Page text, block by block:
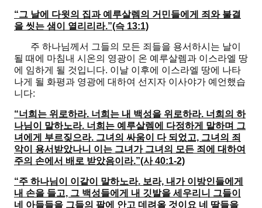
“그 날에 다윗의 집과 예루살렘의 거민들에게 죄와 불결
을 씻는 샘이 열리리라.”(슥 13:1)
주 하나님께서 그들의 모든 죄들을 용서하시는 날이
될 때에 마침내 시온의 영광이 온 예루살렘과 이스라엘 땅
에 임하게 될 것입니다. 이날 이후에 이스라엘 땅에 나타
나게 될 화평과 영광에 대하여 선지자 이사야가 예언했습
니다:
“너희는 위로하라. 너희는 내 백성을 위로하라. 너희의 하
나님이 말하노라. 너희는 예루살렘에 다정하게 말하며 그
녀에게 부르짖으라. 그녀의 싸움이 다 되었고, 그녀의 죄
악이 용서받았나니 이는 그녀가 그녀의 모든 죄에 대하여
주의 손에서 배로 받았음이라.”(사 40:1-2)
“주 하나님이 이같이 말하노라. 보라, 내가 이방인들에게
내 손을 들고, 그 백성들에게 내 깃발을 세우리니 그들이
네 아들들을 그들의 팔에 안고 데려올 것이요 네 딸들을